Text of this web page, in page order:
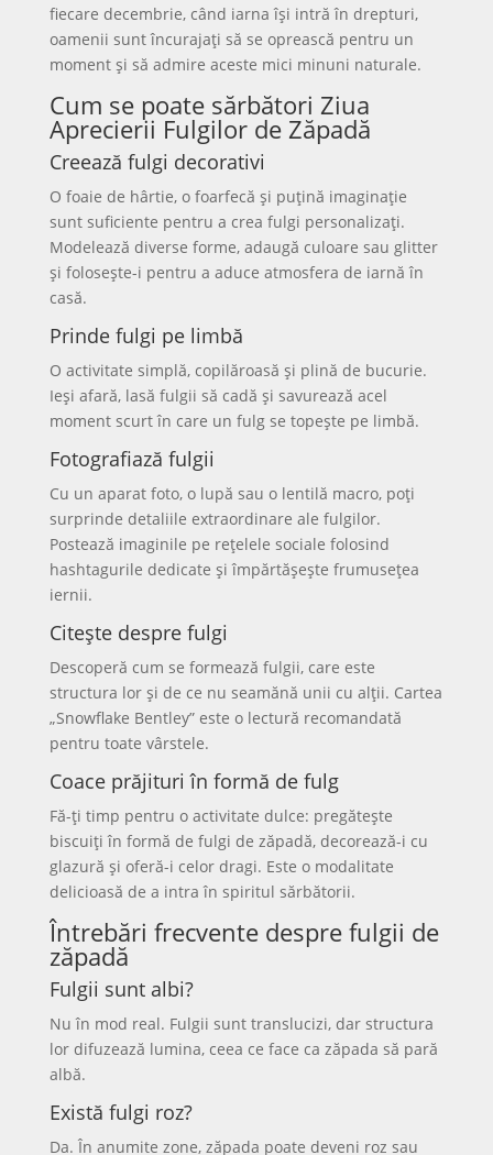
fiecare decembrie, când iarna își intră în drepturi,
oamenii sunt încurajați să se oprească pentru un
moment și să admire aceste mici minuni naturale.
Cum se poate sărbători Ziua
Aprecierii Fulgilor de Zăpadă
Creează fulgi decorativi
O foaie de hârtie, o foarfecă și puțină imaginație
sunt suficiente pentru a crea fulgi personalizați.
Modelează diverse forme, adaugă culoare sau glitter
și folosește-i pentru a aduce atmosfera de iarnă în
casă.
Prinde fulgi pe limbă
O activitate simplă, copilăroasă și plină de bucurie.
Ieși afară, lasă fulgii să cadă și savurează acel
moment scurt în care un fulg se topește pe limbă.
Fotografiază fulgii
Cu un aparat foto, o lupă sau o lentilă macro, poți
surprinde detaliile extraordinare ale fulgilor.
Postează imaginile pe rețelele sociale folosind
hashtagurile dedicate și împărtășește frumusețea
iernii.
Citește despre fulgi
Descoperă cum se formează fulgii, care este
structura lor și de ce nu seamănă unii cu alții. Cartea
„Snowflake Bentley” este o lectură recomandată
pentru toate vârstele.
Coace prăjituri în formă de fulg
Fă-ți timp pentru o activitate dulce: pregătește
biscuiți în formă de fulgi de zăpadă, decorează-i cu
glazură și oferă-i celor dragi. Este o modalitate
delicioasă de a intra în spiritul sărbătorii.
Întrebări frecvente despre fulgii de
zăpadă
Fulgii sunt albi?
Nu în mod real. Fulgii sunt translucizi, dar structura
lor difuzează lumina, ceea ce face ca zăpada să pară
albă.
Există fulgi roz?
Da. În anumite zone, zăpada poate deveni roz sau